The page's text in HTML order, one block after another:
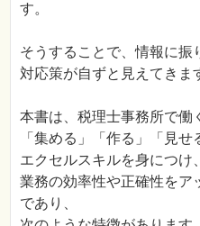
す。
そうすることで、情報に振
対応策が自ずと見えてきま
本書は、税理士事務所で働
「集める」「作る」「見
エクセルスキルを身につけ、
業務の効率性や正確性をア
であり、